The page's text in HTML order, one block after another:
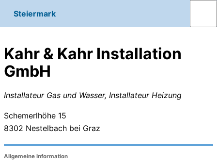
Steiermark
Kahr & Kahr Installation
GmbH
Installateur Gas und Wasser, Installateur Heizung
Schemerlhöhe 15
8302 Nestelbach bei Graz
Allgemeine Information